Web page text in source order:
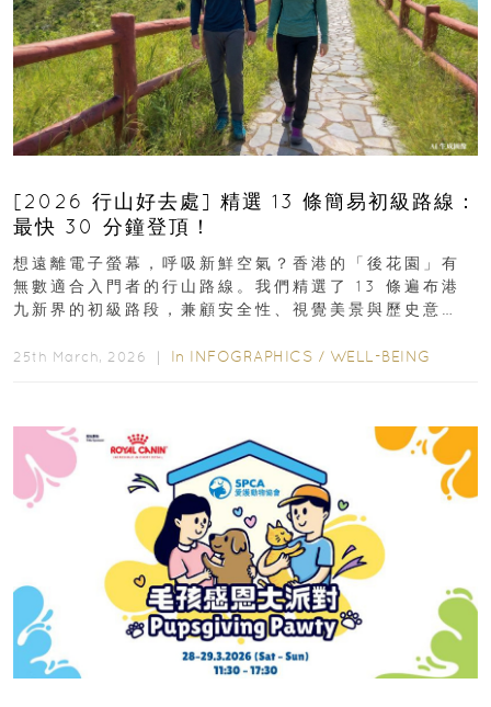
[2026 行山好去處] 精選 13 條簡易初級路線：
最快 30 分鐘登頂！
想遠離電子螢幕，呼吸新鮮空氣？香港的「後花園」有
無數適合入門者的行山路線。我們精選了 13 條遍布港
九新界的初級路段，兼顧安全性、視覺美景與歷史意
25th March, 2026 ｜ In INFOGRAPHICS / WELL-BEING